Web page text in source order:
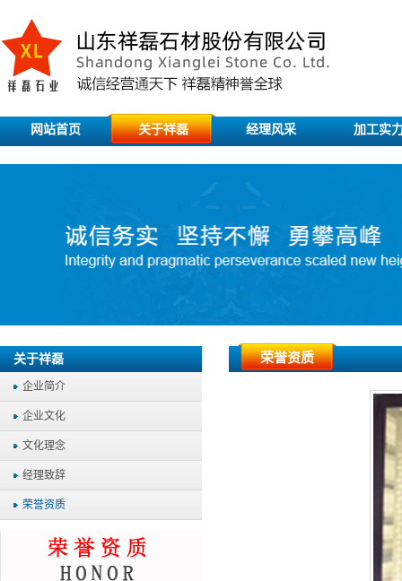
网站首页 关于祥磊 经理风采 加工实
关于祥磊
企业简介
企业文化
文化理念
经理致辞
荣誉资质
荣誉资质